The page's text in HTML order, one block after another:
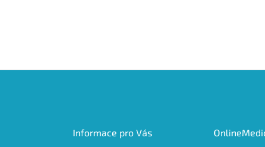
Informace pro Vás